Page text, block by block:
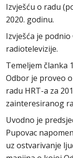
Izvješću o radu
2020. godinu.
Izvješća je
radiotelevizije.
Temeljem članka
Odbor je proveo
radu HRT-a za
zainteresiranog
Uvodno je
Pupovac
uz ostvarivanje